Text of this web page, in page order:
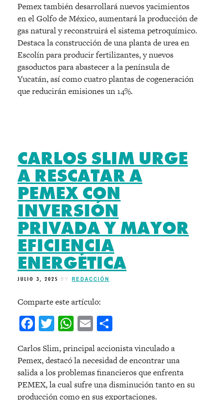
Pemex también desarrollará nuevos yacimientos
en el Golfo de México, aumentará la producción de
gas natural y reconstruirá el sistema petroquímico.
Destaca la construcción de una planta de urea en
Escolín para producir fertilizantes, y nuevos
gasoductos para abastecer a la península de
Yucatán, así como cuatro plantas de cogeneración
que reducirán emisiones un 14%.
CARLOS SLIM URGE
A RESCATAR A
PEMEX CON
INVERSIÓN
PRIVADA Y MAYOR
EFICIENCIA
ENERGÉTICA
JULIO 3, 2025 BY REDACCIÓN
Comparte este artículo:
Facebook
Twitter
WhatsApp
Email
Carlos Slim, principal accionista vinculado a
Pemex, destacó la necesidad de encontrar una
salida a los problemas financieros que enfrenta
PEMEX, la cual sufre una disminución tanto en su
producción como en sus exportaciones.